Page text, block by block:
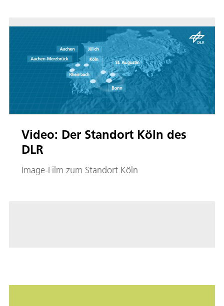
Video: Der Standort Köln des
DLR
Image-Film zum Standort Köln